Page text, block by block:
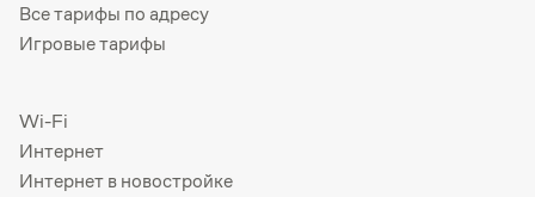
Все тарифы по адресу
Игровые тарифы
Wi-Fi
Интернет
Интернет в новостройке